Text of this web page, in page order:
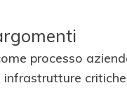
processo
infrastrutture critiche